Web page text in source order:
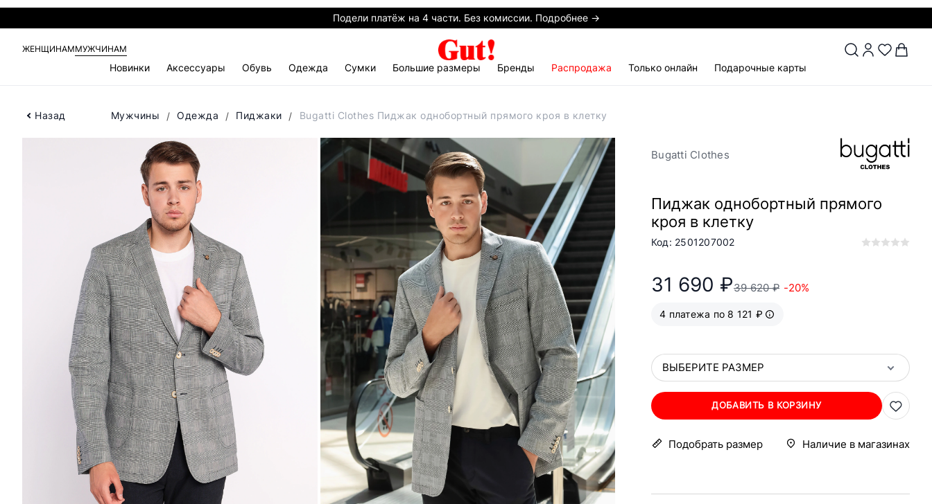
Подели платёж на 4 части. Без комиссии. Подробнее →
ЖЕНЩИНАММУЖЧИНАМ
Новинки Аксессуары Обувь Одежда Сумки Большие размеры Бренды Распродажа Только онлайн Подарочные карты
Назад Мужчины Одежда Пиджаки Bugatti Clothes Пиджак однобортный прямого кроя в клетку
Bugatti Clothes
Пиджак однобортный прямого
кроя в клетку
Код: 2501207002
31 690 ₽39 620 ₽ -20%
4 платежа по 8 121 ₽
ВЫБЕРИТЕ РАЗМЕР
ДОБАВИТЬ В КОРЗИНУ
Подобрать размер Наличие в магазинах